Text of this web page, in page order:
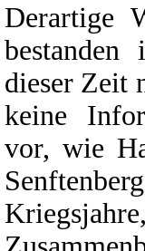
Derartige
bestanden
dieser Zeit
keine
vor, wie